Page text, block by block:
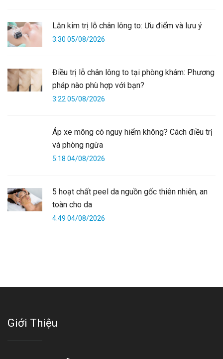
Lăn kim trị lỗ chân lông to: Ưu điểm và lưu ý
3:30 05/08/2026
Điều trị lỗ chân lông to tại phòng khám: Phương
pháp nào phù hợp với bạn?
3:22 05/08/2026
Áp xe mông có nguy hiểm không? Cách điều trị
và phòng ngừa
5:18 04/08/2026
5 hoạt chất peel da nguồn gốc thiên nhiên, an
toàn cho da
4:49 04/08/2026
Giới Thiệu